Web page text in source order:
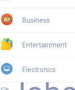
Business
Entertainment
Electronics